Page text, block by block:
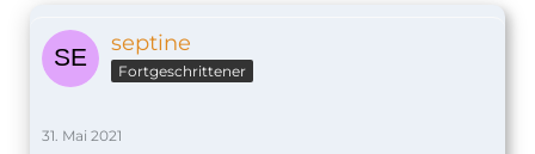
septine
Fortgeschrittener
31. Mai 2021